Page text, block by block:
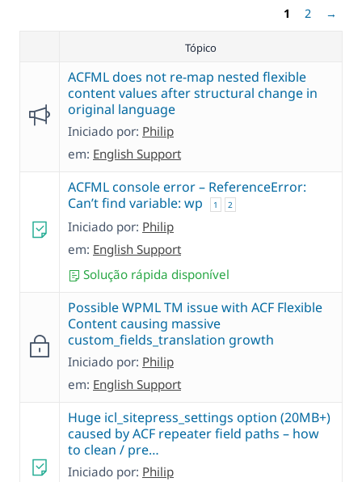
1
2 →
Tópico
ACFML does not re-map nested flexible
content values after structural change in
original language
Iniciado por: Philip
em: English Support
ACFML console error – ReferenceError:
Can’t find variable: wp
1 2
Iniciado por: Philip
em: English Support
Solução rápida disponível
Possible WPML TM issue with ACF Flexible
Content causing massive
custom_fields_translation growth
Iniciado por: Philip
em: English Support
Huge icl_sitepress_settings option (20MB+)
caused by ACF repeater field paths – how
to clean / pre…
Iniciado por: Philip